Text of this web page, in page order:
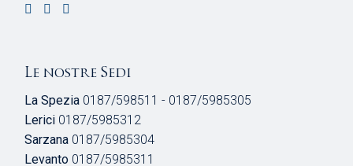
Le nostre Sedi
La Spezia 0187/598511 - 0187/5985305
Lerici 0187/5985312
Sarzana 0187/5985304
Levanto 0187/5985311